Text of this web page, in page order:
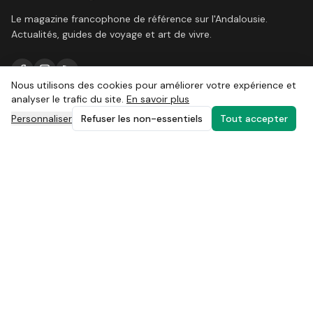
Le magazine francophone de référence sur l'Andalousie.
Actualités, guides de voyage et art de vivre.
LE MAGAZINE
Nous utilisons des cookies pour améliorer votre expérience et
analyser le trafic du site. En savoir plus
Personnaliser
Refuser les non-essentiels Tout accepter